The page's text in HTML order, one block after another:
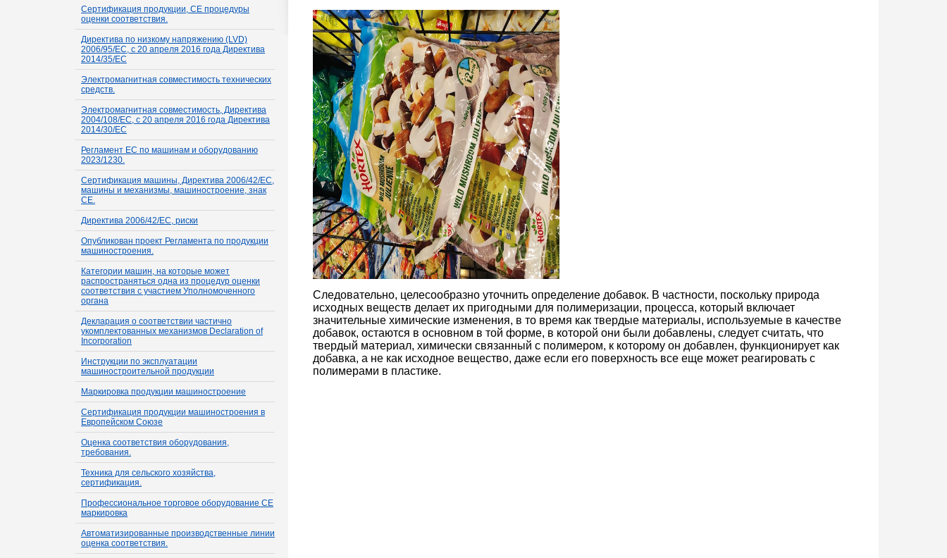
Сертификация продукции, СЕ процедуры
оценки соответствия.
Директива по низкому напряжению (LVD)
2006/95/EС, с 20 апреля 2016 года Директива
2014/35/ЕС
Электромагнитная совместимость технических
средств.
Электромагнитная совместимость, Директива
2004/108/ЕС, с 20 апреля 2016 года Директива
2014/30/ЕС
Регламент ЕС по машинам и оборудованию
2023/1230.
Сертификация машины, Директива 2006/42/ЕС,
машины и механизмы, машиностроение, знак
СЕ.
Директива 2006/42/ЕС, риски
Опубликован проект Регламента по продукции
машиностроения.
Категории машин, на которые может
распространяться одна из процедур оценки
соответствия с участием Уполномоченного
органа
Декларация о соответствии частично
укомплектованных механизмов Declaration of
Incorporation
Инструкции по эксплуатации
машиностроительной продукции
Маркировка продукции машиностроение
Сертификация продукции машиностроения в
Европейском Союзе
Оценка соответствия оборудования,
требования.
Техника для сельского хозяйства,
сертификация.
Профессиональное торговое оборудование СЕ
маркировка
Автоматизированные производственные линии
оценка соответствия.
Следовательно, целесообразно уточнить определение добавок. В частности, поскольку природа
исходных веществ делает их пригодными для полимеризации, процесса, который включает
значительные химические изменения, в то время как твердые материалы, используемые в качестве
добавок, остаются в основном в той форме, в которой они были добавлены, следует считать, что
твердый материал, химически связанный с полимером, к которому он добавлен, функционирует как
добавка, а не как исходное вещество, даже если его поверхность все еще может реагировать с
полимерами в пластике.